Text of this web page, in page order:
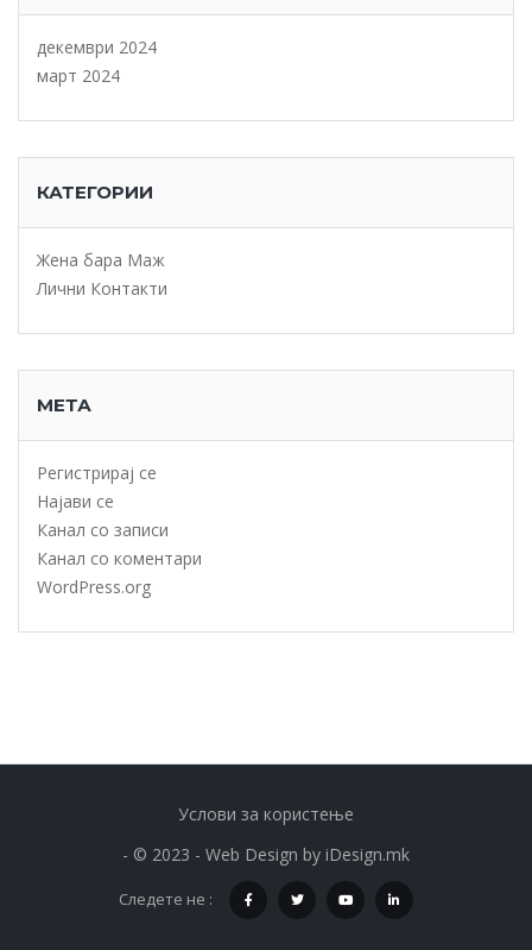
декември 2024
март 2024
КАТЕГОРИИ
Жена бара Маж
Лични Контакти
МЕТА
Регистрирај се
Најави се
Канал со записи
Канал со коментари
WordPress.org
Услови за користење
- © 2023 - Web Design by iDesign.mk
Следете не :